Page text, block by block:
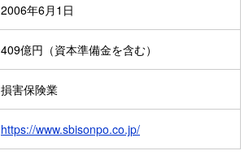
2006年6月1日
409億円（資本準備金を含む）
損害保険業
https://www.sbisonpo.co.jp/